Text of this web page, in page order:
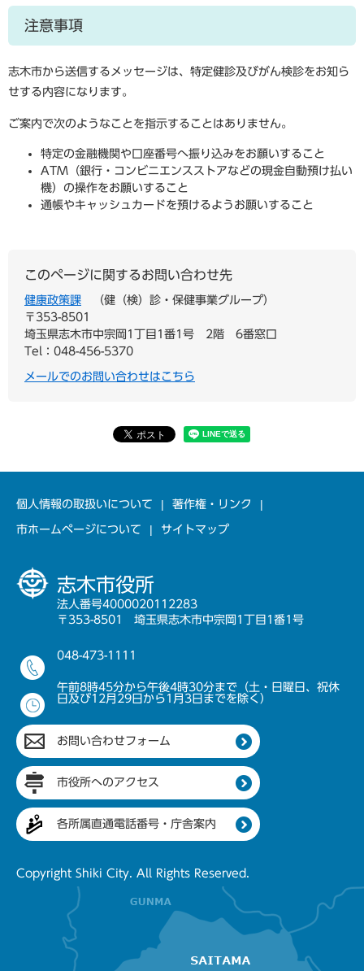
注意事項
志木市から送信するメッセージは、特定健診及びがん検診をお知ら
せする内容になります。
ご案内で次のようなことを指示することはありません。
特定の金融機関や口座番号へ振り込みをお願いすること
ATM（銀行・コンビニエンスストアなどの現金自動預け払い
機）の操作をお願いすること
通帳やキャッシュカードを預けるようお願いすること
このページに関するお問い合わせ先
健康政策課
健（検）診・保健事業グループ
〒353-8501
埼玉県志木市中宗岡1丁目1番1号 2階 6番窓口
Tel：048-456-5370
メールでのお問い合わせはこちら
個人情報の取扱いについて 著作権・リンク
市ホームページについて サイトマップ
志木市役所
法人番号4000020112283
〒353-8501 埼玉県志木市中宗岡1丁目1番1号
048-473-1111
午前8時45分から午後4時30分まで（土・日曜日、祝休
日及び12月29日から1月3日までを除く）
お問い合わせフォーム
市役所へのアクセス
各所属直通電話番号・庁舎案内
Copyright Shiki City. All Rights Reserved.